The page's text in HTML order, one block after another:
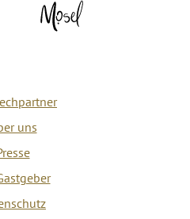
uns